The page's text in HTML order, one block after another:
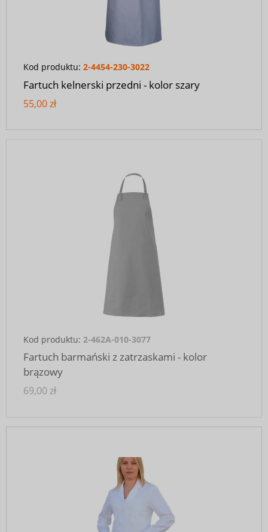
Kod produktu: 2-4454-230-3022
Fartuch kelnerski przedni - kolor szary
55,00 zł
Kod produktu: 2-462A-010-3077
Fartuch barmański z zatrzaskami - kolor
brązowy
69,00 zł